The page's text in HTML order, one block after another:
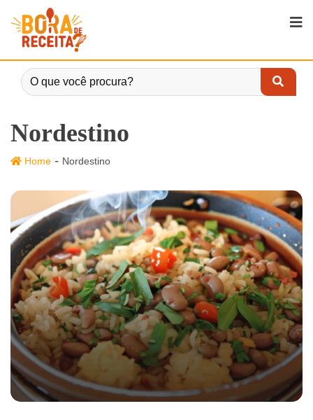
Nordestino
Home - Nordestino